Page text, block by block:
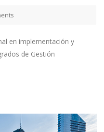
en implementación y
de Gestión